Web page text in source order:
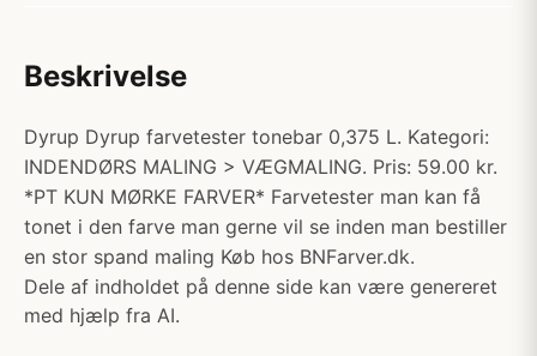
Beskrivelse
Dyrup Dyrup farvetester tonebar 0,375 L. Kategori:
INDENDØRS MALING > VÆGMALING. Pris: 59.00 kr.
*PT KUN MØRKE FARVER* Farvetester man kan få
tonet i den farve man gerne vil se inden man bestiller
en stor spand maling Køb hos BNFarver.dk.
Dele af indholdet på denne side kan være genereret
med hjælp fra AI.